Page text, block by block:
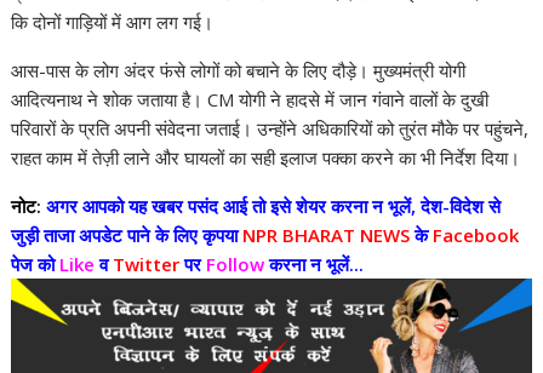
कि दोनों गाड़ियों में आग लग गई।
आस-पास के लोग अंदर फंसे लोगों को बचाने के लिए दौड़े। मुख्यमंत्री योगी
आदित्यनाथ ने शोक जताया है। CM योगी ने हादसे में जान गंवाने वालों के दुखी
परिवारों के प्रति अपनी संवेदना जताई। उन्होंने अधिकारियों को तुरंत मौके पर पहुंचने,
राहत काम में तेज़ी लाने और घायलों का सही इलाज पक्का करने का भी निर्देश दिया।
नोट: अगर आपको यह खबर पसंद आई तो इसे शेयर करना न भूलें, देश-विदेश से
जुड़ी ताजा अपडेट पाने के लिए कृपयाNPR BHARAT NEWSके Facebook
पेज कोLike वTwitterपर Followकरना न भूलें...